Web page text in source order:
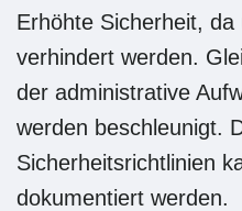
Sicherheit
Eingangstür.